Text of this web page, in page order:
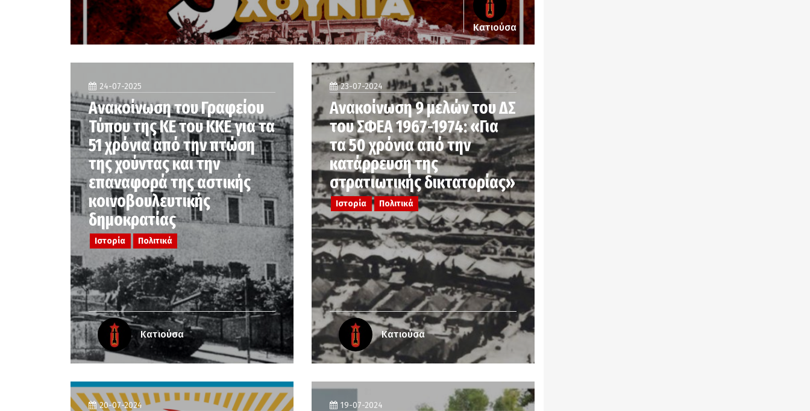
Κατιούσα
24-07-2025
Ανακοίνωση του Γραφείου
Τύπου της ΚΕ του ΚΚΕ για τα
51 χρόνια από την πτώση
της χούντας και την
επαναφορά της αστικής
κοινοβουλευτικής
δημοκρατίας
Ιστορία Πολιτικά
Κατιούσα
23-07-2024
Ανακοίνωση 9 μελών του ΔΣ
του ΣΦΕΑ 1967-1974: «Για
τα 50 χρόνια από την
κατάρρευση της
στρατιωτικής δικτατορίας»
Ιστορία Πολιτικά
Κατιούσα
20-07-2024 19-07-2024